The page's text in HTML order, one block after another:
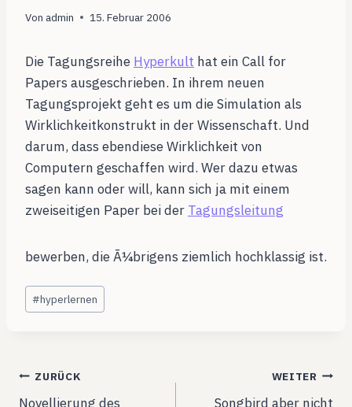
Von admin 15. Februar 2006
Die Tagungsreihe Hyperkult hat ein Call for
Papers ausgeschrieben. In ihrem neuen
Tagungsprojekt geht es um die Simulation als
Wirklichkeitkonstrukt in der Wissenschaft. Und
darum, dass ebendiese Wirklichkeit von
Computern geschaffen wird. Wer dazu etwas
sagen kann oder will, kann sich ja mit einem
zweiseitigen Paper bei der Tagungsleitung
bewerben, die Ã¼brigens ziemlich hochklassig ist.
Schlagworte:
#hyperlernen
Beitragsnavigation
ZURÜCK
Novellierung des
WEITER
Songbird aber nicht